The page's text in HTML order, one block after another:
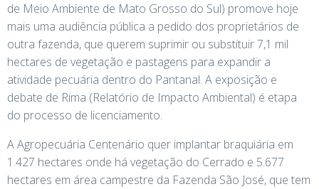
de Meio Ambiente de Mato Grosso do Sul) promove hoje
mais uma audiência pública a pedido dos proprietários de
outra fazenda, que querem suprimir ou substituir 7,1 mil
hectares de vegetação e pastagens para expandir a
atividade pecuária dentro do Pantanal. A exposição e
debate de Rima (Relatório de Impacto Ambiental) é etapa
do processo de licenciamento.
A Agropecuária Centenário quer implantar braquiária em
1.427 hectares onde há vegetação do Cerrado e 5.677
hectares em área campestre da Fazenda São José, que tem